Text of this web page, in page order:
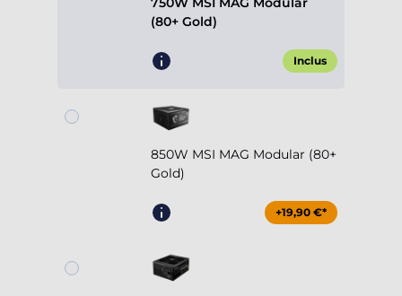
(80+ Gold)
Inclus
850W MSI MAG Modular (80+
Gold)
+19,90 €*